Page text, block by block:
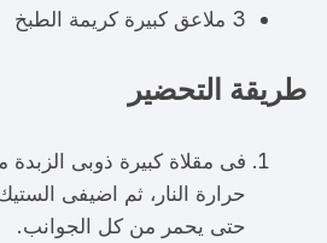
3 ملاعق كبيرة كريمة الطبخ
طريقة التحضير
فى مقلاة كبيرة ذوبى
حرارة النار، ثم اضيفى
حتى يحمر من كل الجوانب.